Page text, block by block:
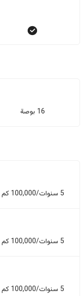
16 بوصة
5 سنوات/100,000 كم
5 سنوات/100,000 كم
5 سنوات/100,000 كم